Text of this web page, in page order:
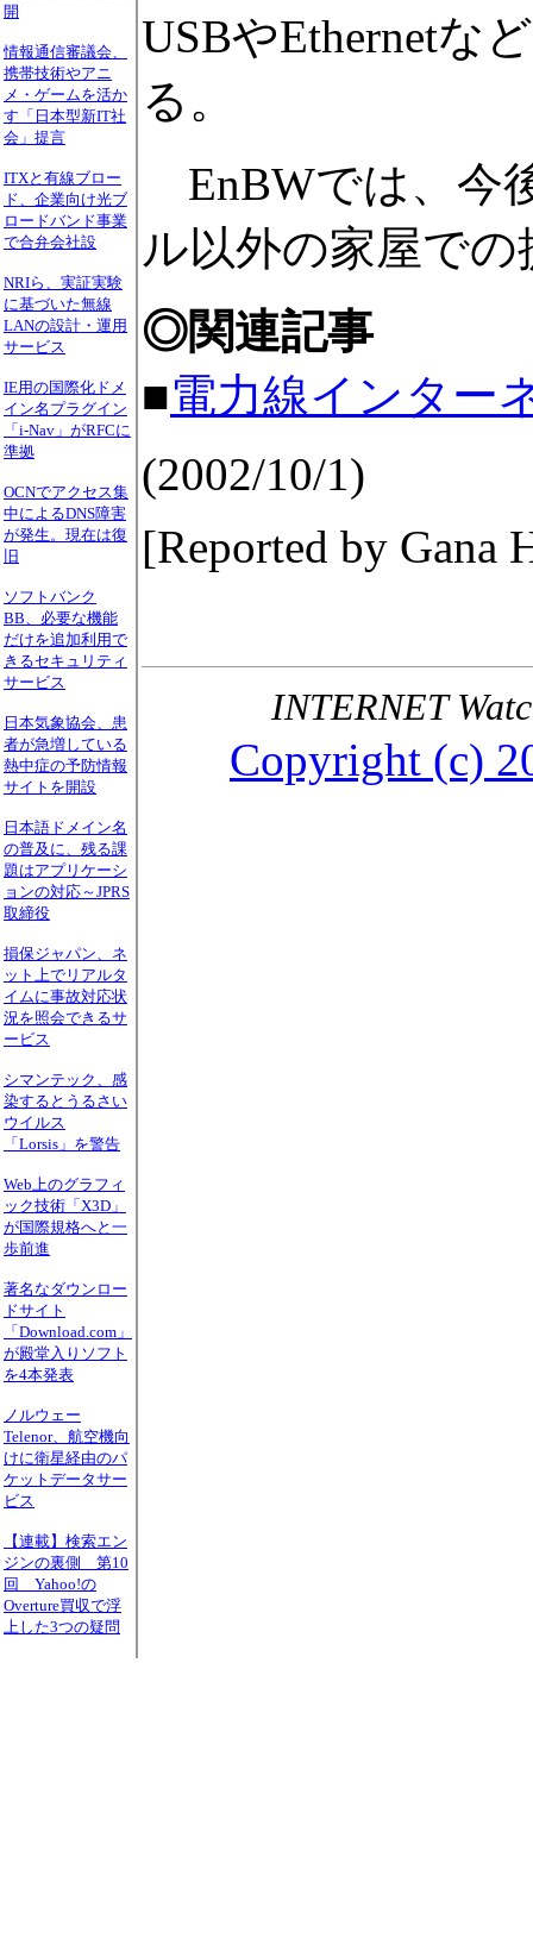
開
情報通信審議会、
携帯技術やアニ
メ・ゲームを活か
す「日本型新IT社
会」提言
ITXと有線ブロー
ド、企業向け光ブ
ロードバンド事業
で合弁会社設
NRIら、実証実験
に基づいた無線
LANの設計・運用
サービス
IE用の国際化ドメ
イン名プラグイン
「i-Nav」がRFCに
準拠
OCNでアクセス集
中によるDNS障害
が発生。現在は復
旧
ソフトバンク
BB、必要な機能
だけを追加利用で
きるセキュリティ
サービス
日本気象協会、患
者が急増している
熱中症の予防情報
サイトを開設
日本語ドメイン名
の普及に、残る課
題はアプリケーシ
ョンの対応～JPRS
取締役
損保ジャパン、ネ
ット上でリアルタ
イムに事故対応状
況を照会できるサ
ービス
シマンテック、感
染するとうるさい
ウイルス
「Lorsis」を警告
Web上のグラフィ
ック技術「X3D」
が国際規格へと一
歩前進
著名なダウンロー
ドサイト
「Download.com」
が殿堂入りソフト
を4本発表
ノルウェー
Telenor、航空機向
けに衛星経由のパ
ケットデータサー
ビス
【連載】検索エン
ジンの裏側 第10
回 Yahoo!の
Overture買収で浮
上した3つの疑問
USBやEthernetな
る。
EnBWでは、今
ル以外の家屋で
◎関連記事
■電力線インター
(2002/10/1)
[Reported by Gana
INTERNET
Copyright (c)